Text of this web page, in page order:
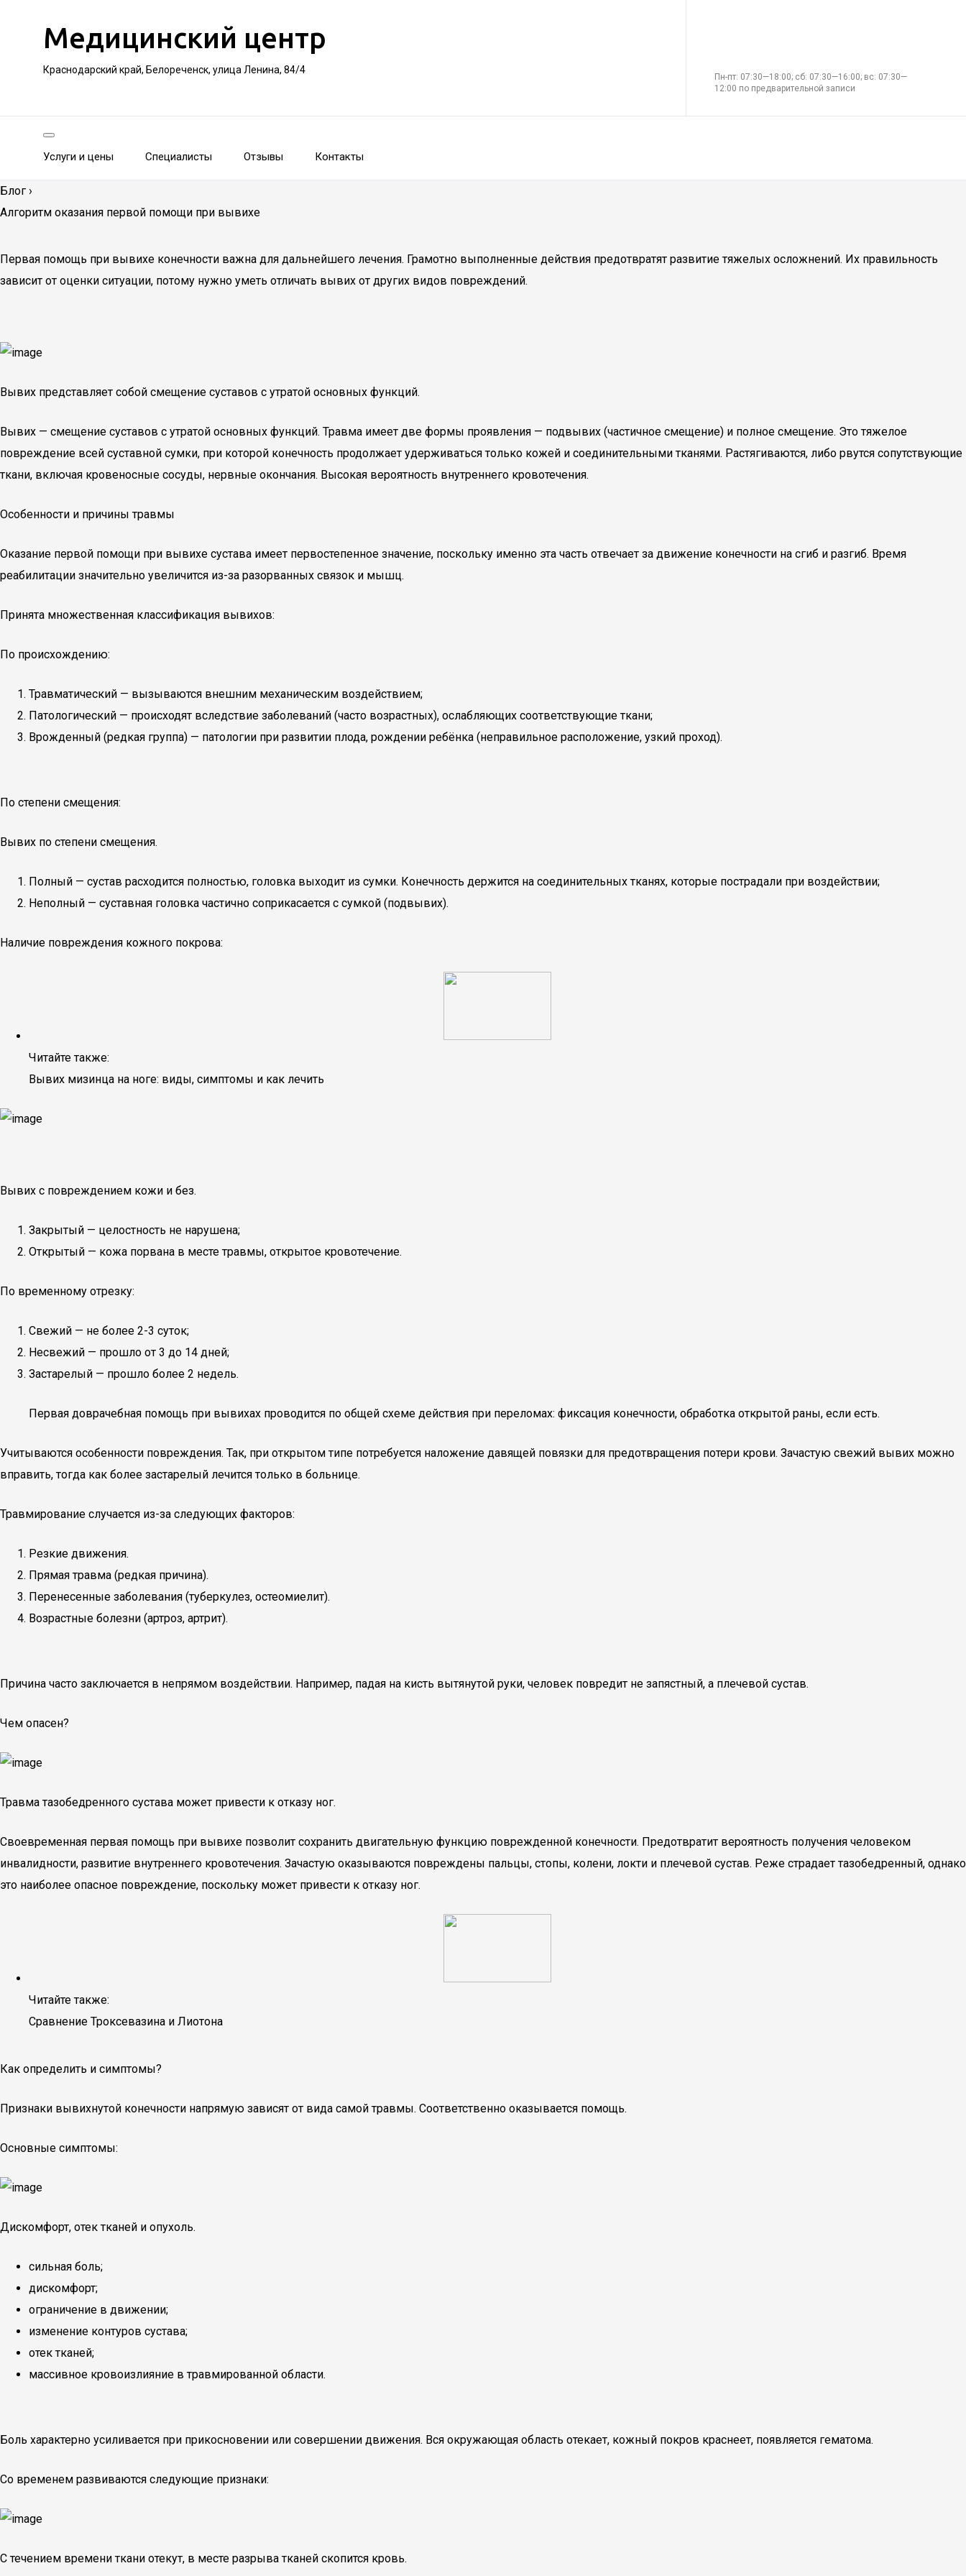
Медицинский центр
Краснодарский край, Белореченск, улица Ленина, 84/4
Пн-пт: 07:30—18:00; сб: 07:30—16:00; вс: 07:30—
12:00 по предварительной записи
Услуги и цены Специалисты Отзывы Контакты
Блог ›
Алгоритм оказания первой помощи при вывихе
Первая помощь при вывихе конечности важна для дальнейшего лечения. Грамотно выполненные действия предотвратят развитие тяжелых осложнений. Их правильность
зависит от оценки ситуации, потому нужно уметь отличать вывих от других видов повреждений.
Вывих представляет собой смещение суставов с утратой основных функций.
Вывих — смещение суставов с утратой основных функций. Травма имеет две формы проявления — подвывих (частичное смещение) и полное смещение. Это тяжелое
повреждение всей суставной сумки, при которой конечность продолжает удерживаться только кожей и соединительными тканями. Растягиваются, либо рвутся сопутствующие
ткани, включая кровеносные сосуды, нервные окончания. Высокая вероятность внутреннего кровотечения.
Особенности и причины травмы
Оказание первой помощи при вывихе сустава имеет первостепенное значение, поскольку именно эта часть отвечает за движение конечности на сгиб и разгиб. Время
реабилитации значительно увеличится из-за разорванных связок и мышц.
Принята множественная классификация вывихов:
По происхождению:
Травматический — вызываются внешним механическим воздействием;
Патологический — происходят вследствие заболеваний (часто возрастных), ослабляющих соответствующие ткани;
Врожденный (редкая группа) — патологии при развитии плода, рождении ребёнка (неправильное расположение, узкий проход).
По степени смещения:
Вывих по степени смещения.
Полный — сустав расходится полностью, головка выходит из сумки. Конечность держится на соединительных тканях, которые пострадали при воздействии;
Неполный — суставная головка частично соприкасается с сумкой (подвывих).
Наличие повреждения кожного покрова:
Читайте также:
Вывих мизинца на ноге: виды, симптомы и как лечить
Вывих с повреждением кожи и без.
Закрытый — целостность не нарушена;
Открытый — кожа порвана в месте травмы, открытое кровотечение.
По временному отрезку:
Свежий — не более 2-3 суток;
Несвежий — прошло от 3 до 14 дней;
Застарелый — прошло более 2 недель.
Первая доврачебная помощь при вывихах проводится по общей схеме действия при переломах: фиксация конечности, обработка открытой раны, если есть.
Учитываются особенности повреждения. Так, при открытом типе потребуется наложение давящей повязки для предотвращения потери крови. Зачастую свежий вывих можно
вправить, тогда как более застарелый лечится только в больнице.
Травмирование случается из-за следующих факторов:
Резкие движения.
Прямая травма (редкая причина).
Перенесенные заболевания (туберкулез, остеомиелит).
Возрастные болезни (артроз, артрит).
Причина часто заключается в непрямом воздействии. Например, падая на кисть вытянутой руки, человек повредит не запястный, а плечевой сустав.
Чем опасен?
Травма тазобедренного сустава может привести к отказу ног.
Своевременная первая помощь при вывихе позволит сохранить двигательную функцию поврежденной конечности. Предотвратит вероятность получения человеком
инвалидности, развитие внутреннего кровотечения. Зачастую оказываются повреждены пальцы, стопы, колени, локти и плечевой сустав. Реже страдает тазобедренный, однако
это наиболее опасное повреждение, поскольку может привести к отказу ног.
Читайте также:
Сравнение Троксевазина и Лиотона
Как определить и симптомы?
Признаки вывихнутой конечности напрямую зависят от вида самой травмы. Соответственно оказывается помощь.
Основные симптомы:
Дискомфорт, отек тканей и опухоль.
сильная боль;
дискомфорт;
ограничение в движении;
изменение контуров сустава;
отек тканей;
массивное кровоизлияние в травмированной области.
Боль характерно усиливается при прикосновении или совершении движения. Вся окружающая область отекает, кожный покров краснеет, появляется гематома.
Со временем развиваются следующие признаки:
С течением времени ткани отекут, в месте разрыва тканей скопится кровь.